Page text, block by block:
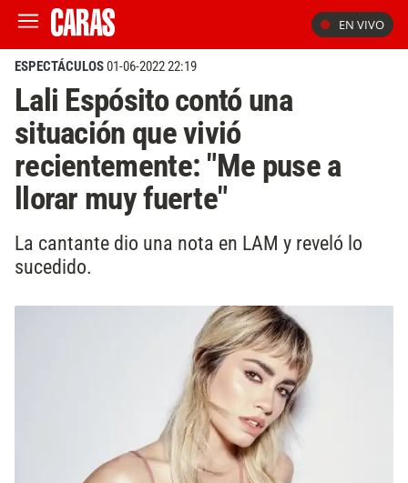
EN VIVO
ESPECTÁCULOS01-06-2022 22:19
Lali Espósito contó una
situación que vivió
recientemente: "Me puse a
llorar muy fuerte"
La cantante dio una nota en LAM y reveló lo
sucedido.